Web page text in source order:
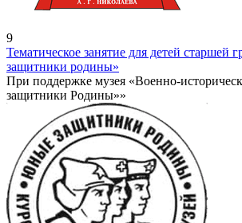
9
Тематическое занятие для детей
защитники родины»
При поддержке музея «Военно-
защитники Родины»»